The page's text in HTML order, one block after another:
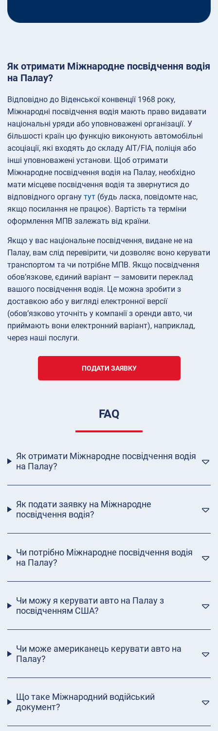
Як отримати Міжнародне посвідчення водія
на Палау?
Відповідно до Віденської конвенції 1968 року,
Міжнародні посвідчення водія мають право видавати
національні уряди або уповноважені організації. У
більшості країн цю функцію виконують автомобільні
асоціації, які входять до складу AIT/FIA, поліція або
інші уповноважені установи. Щоб отримати
Міжнародне посвідчення водія на Палау, необхідно
мати місцеве посвідчення водія та звернутися до
відповідного органу тут (будь ласка, повідомте нас,
якщо посилання не працює). Вартість та терміни
оформлення МПВ залежать від країни.
Якщо у вас національне посвідчення, видане не на
Палау, вам слід перевірити, чи дозволяє воно керувати
транспортом та чи потрібне МПВ. Якщо посвідчення
обов’язкове, єдиний варіант — замовити переклад
вашого посвідчення водія. Це можна зробити з
доставкою або у вигляді електронної версії
(обов’язково уточніть у компанії з оренди авто, чи
приймають вони електронний варіант), наприклад,
через наші послуги.
ПОДАТИ ЗАЯВКУ
FAQ
Як отримати Міжнародне посвідчення водія
на Палау?
Як подати заявку на Міжнародне
посвідчення водія?
Чи потрібно Міжнародне посвідчення водія
на Палау?
Чи можу я керувати авто на Палау з
посвідченням США?
Чи може американець керувати авто на
Палау?
Що таке Міжнародний водійський
документ?